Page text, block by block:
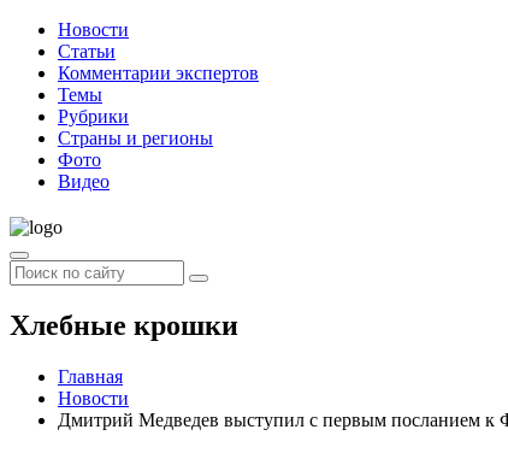
Новости
Статьи
Комментарии экспертов
Темы
Рубрики
Страны и регионы
Фото
Видео
Хлебные крошки
Главная
Новости
Дмитрий Медведев выступил с первым посланием к